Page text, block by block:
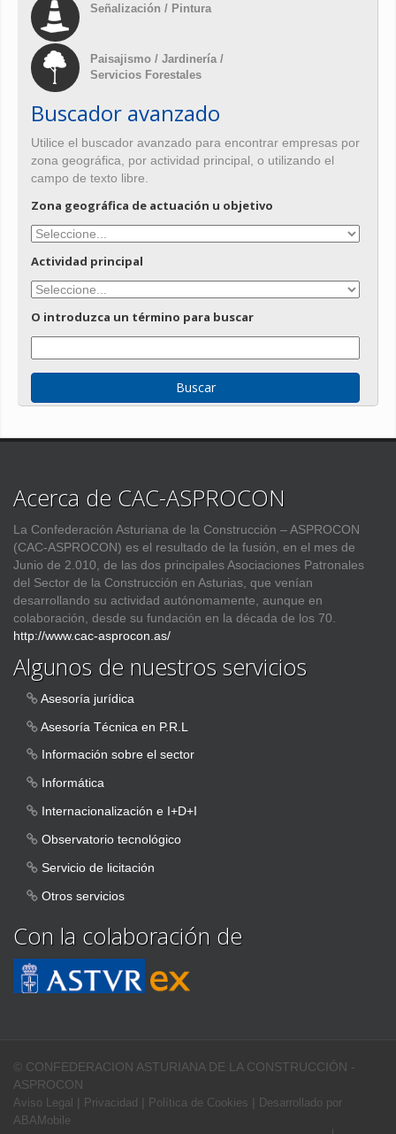
Señalización / Pintura
Paisajismo / Jardinería /
Servicios Forestales
Buscador avanzado
Utilice el buscador avanzado para encontrar empresas por
zona geográfica, por actividad principal, o utilizando el
campo de texto libre.
Zona geográfica de actuación u objetivo
Actividad principal
O introduzca un término para buscar
Acerca de CAC-ASPROCON
La Confederación Asturiana de la Construcción – ASPROCON
(CAC-ASPROCON) es el resultado de la fusión, en el mes de
Junio de 2.010, de las dos principales Asociaciones Patronales
del Sector de la Construcción en Asturias, que venían
desarrollando su actividad autónomamente, aunque en
colaboración, desde su fundación en la década de los 70.
http://www.cac-asprocon.as/
Algunos de nuestros servicios
Asesoría jurídica
Asesoría Técnica en P.R.L
Información sobre el sector
Informática
Internacionalización e I+D+I
Observatorio tecnológico
Servicio de licitación
Otros servicios
Con la colaboración de
© CONFEDERACION ASTURIANA DE LA CONSTRUCCIÓN -
ASPROCON
Aviso Legal | Privacidad | Política de Cookies | Desarrollado por
ABAMobile